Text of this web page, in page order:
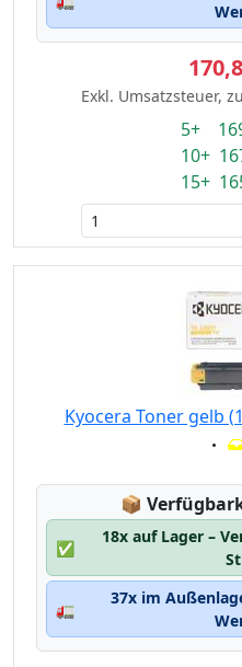
Exkl. Umsatzsteuer,
5+
10+
15+
Kyocera Toner gelb
📦
✅
18x auf Lager –
🚛
37x im